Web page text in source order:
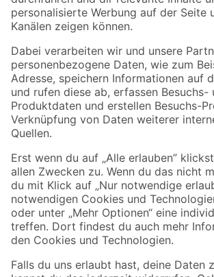
Folge uns
Zahlungsarten Versandarten
Sicher einkaufen
Jetzt die toom-App herunterladen